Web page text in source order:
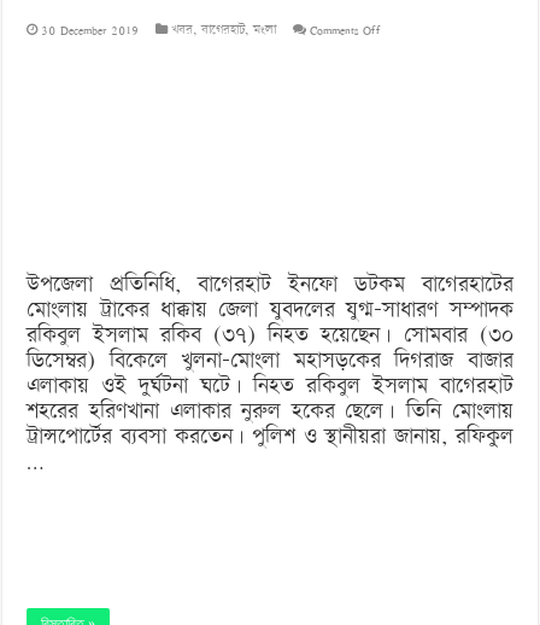
30 December 2019 খবর,বাগেরহাট,মংলা Comments Offon
উপজেলা প্রতিনিধি, বাগেরহাট ইনফো ডটকম বাগেরহাটের
মোংলায় ট্রাকের ধাক্কায় জেলা যুবদলের যুগ্ম-সাধারণ সম্পাদক
রকিবুল ইসলাম রকিব (৩৭) নিহত হয়েছেন। সোমবার (৩০
ডিসেম্বর) বিকেলে খুলনা-মোংলা মহাসড়কের দিগরাজ বাজার
এলাকায় ওই দুর্ঘটনা ঘটে। নিহত রকিবুল ইসলাম বাগেরহাট
শহরের হরিণখানা এলাকার নুরুল হকের ছেলে। তিনি মোংলায়
ট্রান্সপোর্টের ব্যবসা করতেন। পুলিশ ও স্থানীয়রা জানায়, রফিকুল
…